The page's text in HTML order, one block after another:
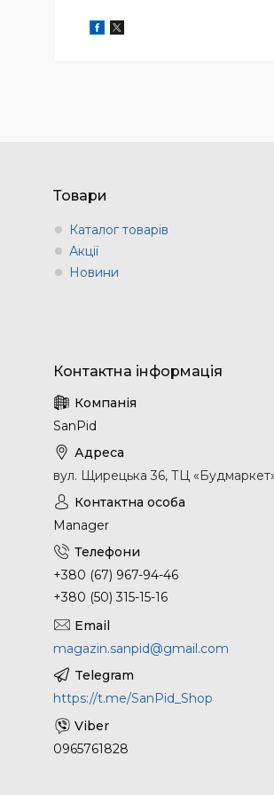
Товари
Каталог товарів
Акції
Новини
SanPid
вул. Щирецька 36, ТЦ
Manager
+380 (67) 967-94-46
+380 (50) 315-15-16
magazin.sanpid@gmail.com
https://t.me/SanPid_Shop
0965761828